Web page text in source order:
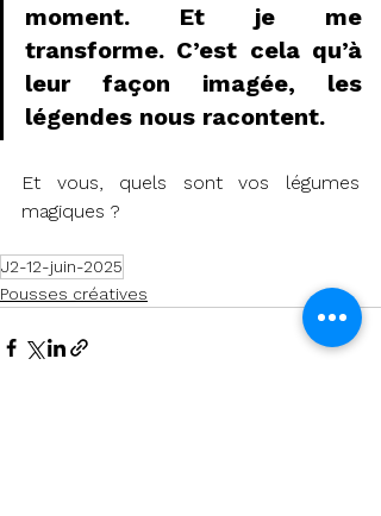
moment. Et je me
transforme. C’est cela qu’à
leur façon imagée, les
légendes nous racontent.
Et vous, quels sont vos légumes
magiques ?
J2-12-juin-2025
Pousses créatives